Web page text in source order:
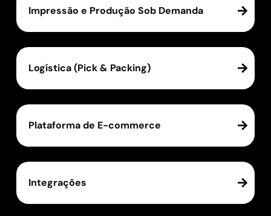
Impressão e Produção Sob Demanda
Logística (Pick & Packing)
Plataforma de E-commerce
Integrações